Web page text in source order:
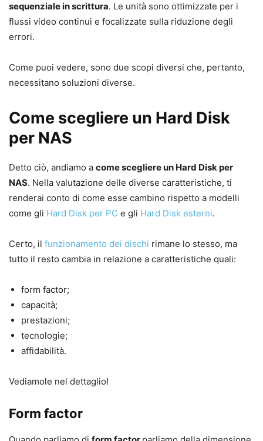
sequenziale in scrittura. Le unità sono ottimizzate per i
flussi video continui e focalizzate sulla riduzione degli
errori.
Come puoi vedere, sono due scopi diversi che, pertanto,
necessitano soluzioni diverse.
Come scegliere un Hard Disk
per NAS
Detto ciò, andiamo a come scegliere un Hard Disk per
NAS. Nella valutazione delle diverse caratteristiche, ti
renderai conto di come esse cambino rispetto a modelli
come gli Hard Disk per PC e gli Hard Disk esterni.
Certo, il funzionamento dei dischi rimane lo stesso, ma
tutto il resto cambia in relazione a caratteristiche quali:
form factor;
capacità;
prestazioni;
tecnologie;
affidabilità.
Vediamole nel dettaglio!
Form factor